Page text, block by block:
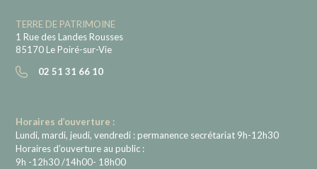
TERRE DE PATRIMOINE
1 Rue des Landes Rousses
85170 Le Poiré-sur-Vie
02 51 31 66 10
Horaires d’ouverture :
Lundi, mardi, jeudi, vendredi : permanence secrétariat 9h-12h30
Horaires d’ouverture au public :
9h -12h30 /14h00- 18h00